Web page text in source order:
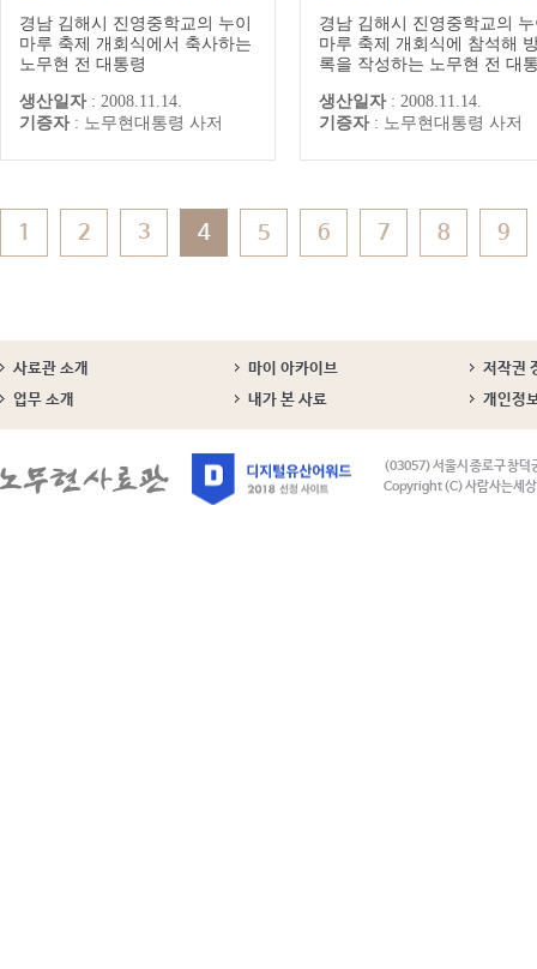
는 노무현 전 대통령]
경남 김해시 진영중학교의 누이
마루 축제 개회식에서 축사하는
노무현 전 대통령
생산일자 : 2008.11.14.
기증자 : 노무현대통령 사저
을 작성하는 노무현 전 대
령]
경남 김해시 진영중학교의
마루 축제 개회식에 참석해
록을 작성하는 노무현 전 대
생산일자 : 2008.11.14.
기증자 : 노무현대통령 사저
1 2 3 4 5 6 7 8 9
사료관 소개 마이 아카이브
저작권
업무 소개
내가 본 사료 개인정
(03057) 서울시 종로구 창덕
Copyright (C) 사람사는세